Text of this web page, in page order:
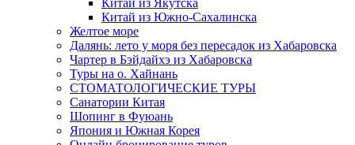
Китай из Южно-Сахалинска
Желтое море
Далянь: лето у моря без пересадок из Хабаровска
Чартер в Бэйдайхэ из Хабаровска
Туры на о. Хайнань
СТОМАТОЛОГИЧЕСКИЕ ТУРЫ
Санатории Китая
Шопинг в Фуюань
Япония и Южная Корея